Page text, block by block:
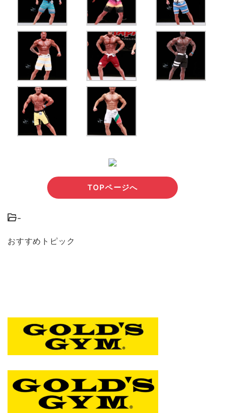
TOPページへ
-
おすすめトピック